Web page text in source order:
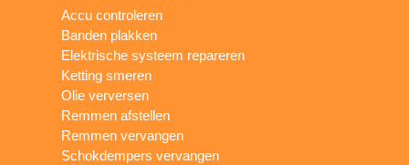
Accu controleren
Banden plakken
Elektrische systeem repareren
Ketting smeren
Olie verversen
Remmen afstellen
Remmen vervangen
Schokdempers vervangen